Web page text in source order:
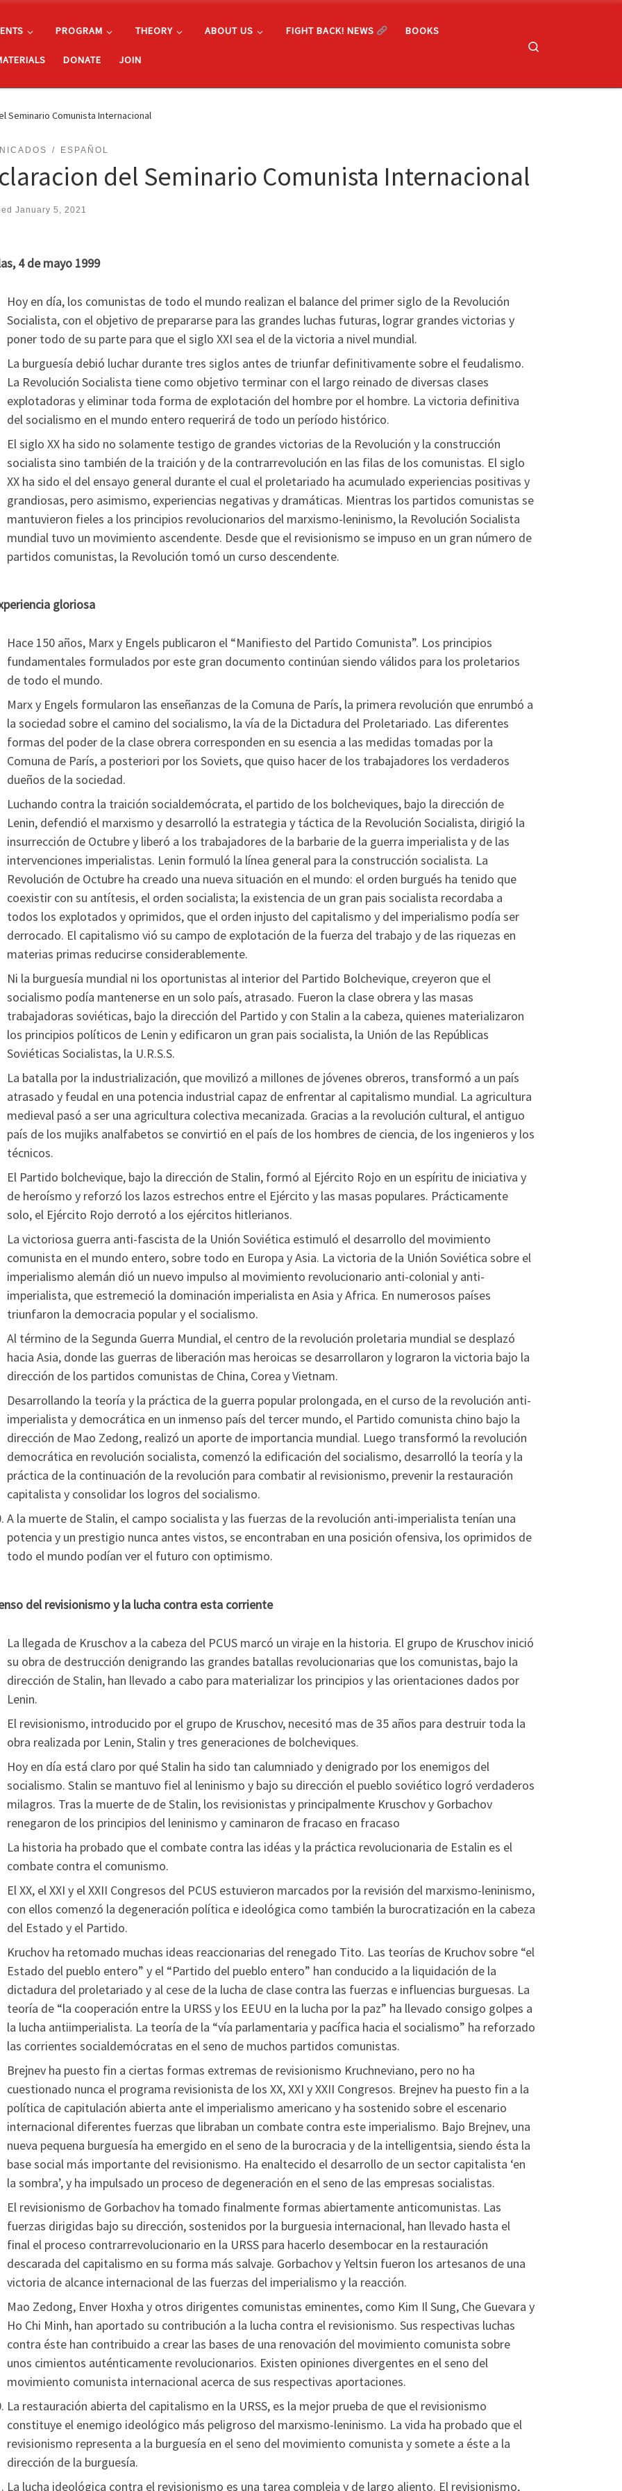
PROGRAM THEORY ABOUT US FIGHT BACK! NEWS BOOKS
DONATE JOIN
Seminario Comunista Internacional
ESPAÑOL
del Seminario Comunista Internacional
January 5, 2021
4 de mayo 1999
Hoy en día, los comunistas de todo el mundo realizan el balance del primer siglo de la Revolución
Socialista, con el objetivo de prepararse para las grandes luchas futuras, lograr grandes victorias y
poner todo de su parte para que el siglo XXI sea el de la victoria a nivel mundial.
La burguesía debió luchar durante tres siglos antes de triunfar definitivamente sobre el feudalismo.
La Revolución Socialista tiene como objetivo terminar con el largo reinado de diversas clases
explotadoras y eliminar toda forma de explotación del hombre por el hombre. La victoria definitiva
del socialismo en el mundo entero requerirá de todo un período histórico.
El siglo XX ha sido no solamente testigo de grandes victorias de la Revolución y la construcción
socialista sino también de la traición y de la contrarrevolución en las filas de los comunistas. El siglo
XX ha sido el del ensayo general durante el cual el proletariado ha acumulado experiencias positivas y
grandiosas, pero asimismo, experiencias negativas y dramáticas. Mientras los partidos comunistas se
mantuvieron fieles a los principios revolucionarios del marxismo-leninismo, la Revolución Socialista
mundial tuvo un movimiento ascendente. Desde que el revisionismo se impuso en un gran número de
partidos comunistas, la Revolución tomó un curso descendente.
gloriosa
Hace 150 años, Marx y Engels publicaron el “Manifiesto del Partido Comunista”. Los principios
fundamentales formulados por este gran documento continúan siendo válidos para los proletarios
de todo el mundo.
Marx y Engels formularon las enseñanzas de la Comuna de París, la primera revolución que enrumbó a
la sociedad sobre el camino del socialismo, la vía de la Dictadura del Proletariado. Las diferentes
formas del poder de la clase obrera corresponden en su esencia a las medidas tomadas por la
Comuna de París, a posteriori por los Soviets, que quiso hacer de los trabajadores los verdaderos
dueños de la sociedad.
Luchando contra la traición socialdemócrata, el partido de los bolcheviques, bajo la dirección de
Lenin, defendió el marxismo y desarrolló la estrategia y táctica de la Revolución Socialista, dirigió la
insurrección de Octubre y liberó a los trabajadores de la barbarie de la guerra imperialista y de las
intervenciones imperialistas. Lenin formuló la línea general para la construcción socialista. La
Revolución de Octubre ha creado una nueva situación en el mundo: el orden burgués ha tenido que
coexistir con su antítesis, el orden socialista; la existencia de un gran pais socialista recordaba a
todos los explotados y oprimidos, que el orden injusto del capitalismo y del imperialismo podía ser
derrocado. El capitalismo vió su campo de explotación de la fuerza del trabajo y de las riquezas en
materias primas reducirse considerablemente.
Ni la burguesía mundial ni los oportunistas al interior del Partido Bolchevique, creyeron que el
socialismo podía mantenerse en un solo país, atrasado. Fueron la clase obrera y las masas
trabajadoras soviéticas, bajo la dirección del Partido y con Stalin a la cabeza, quienes materializaron
los principios políticos de Lenin y edificaron un gran pais socialista, la Unión de las Repúblicas
Soviéticas Socialistas, la U.R.S.S.
La batalla por la industrialización, que movilizó a millones de jóvenes obreros, transformó a un país
atrasado y feudal en una potencia industrial capaz de enfrentar al capitalismo mundial. La agricultura
medieval pasó a ser una agricultura colectiva mecanizada. Gracias a la revolución cultural, el antiguo
país de los mujiks analfabetos se convirtió en el país de los hombres de ciencia, de los ingenieros y los
técnicos.
El Partido bolchevique, bajo la dirección de Stalin, formó al Ejército Rojo en un espíritu de iniciativa y
de heroísmo y reforzó los lazos estrechos entre el Ejército y las masas populares. Prácticamente
solo, el Ejército Rojo derrotó a los ejércitos hitlerianos.
La victoriosa guerra anti-fascista de la Unión Soviética estimuló el desarrollo del movimiento
comunista en el mundo entero, sobre todo en Europa y Asia. La victoria de la Unión Soviética sobre el
imperialismo alemán dió un nuevo impulso al movimiento revolucionario anti-colonial y anti-
imperialista, que estremeció la dominación imperialista en Asia y Africa. En numerosos países
triunfaron la democracia popular y el socialismo.
Al término de la Segunda Guerra Mundial, el centro de la revolución proletaria mundial se desplazó
hacia Asia, donde las guerras de liberación mas heroicas se desarrollaron y lograron la victoria bajo la
dirección de los partidos comunistas de China, Corea y Vietnam.
Desarrollando la teoría y la práctica de la guerra popular prolongada, en el curso de la revolución anti-
imperialista y democrática en un inmenso país del tercer mundo, el Partido comunista chino bajo la
dirección de Mao Zedong, realizó un aporte de importancia mundial. Luego transformó la revolución
democrática en revolución socialista, comenzó la edificación del socialismo, desarrolló la teoría y la
práctica de la continuación de la revolución para combatir al revisionismo, prevenir la restauración
capitalista y consolidar los logros del socialismo.
A la muerte de Stalin, el campo socialista y las fuerzas de la revolución anti-imperialista tenían una
potencia y un prestigio nunca antes vistos, se encontraban en una posición ofensiva, los oprimidos de
todo el mundo podían ver el futuro con optimismo.
del revisionismo y la lucha contra esta corriente
La llegada de Kruschov a la cabeza del PCUS marcó un viraje en la historia. El grupo de Kruschov inició
su obra de destrucción denigrando las grandes batallas revolucionarias que los comunistas, bajo la
dirección de Stalin, han llevado a cabo para materializar los principios y las orientaciones dados por
Lenin.
El revisionismo, introducido por el grupo de Kruschov, necesitó mas de 35 años para destruir toda la
obra realizada por Lenin, Stalin y tres generaciones de bolcheviques.
Hoy en día está claro por qué Stalin ha sido tan calumniado y denigrado por los enemigos del
socialismo. Stalin se mantuvo fiel al leninismo y bajo su dirección el pueblo soviético logró verdaderos
milagros. Tras la muerte de de Stalin, los revisionistas y principalmente Kruschov y Gorbachov
renegaron de los principios del leninismo y caminaron de fracaso en fracaso
La historia ha probado que el combate contra las idéas y la práctica revolucionaria de Estalin es el
combate contra el comunismo.
El XX, el XXI y el XXII Congresos del PCUS estuvieron marcados por la revisión del marxismo-leninismo,
con ellos comenzó la degeneración política e ideológica como también la burocratización en la cabeza
del Estado y el Partido.
Kruchov ha retomado muchas ideas reaccionarias del renegado Tito. Las teorías de Kruchov sobre “el
Estado del pueblo entero” y el “Partido del pueblo entero” han conducido a la liquidación de la
dictadura del proletariado y al cese de la lucha de clase contra las fuerzas e influencias burguesas. La
teoría de “la cooperación entre la URSS y los EEUU en la lucha por la paz” ha llevado consigo golpes a
la lucha antiimperialista. La teoría de la “vía parlamentaria y pacífica hacia el socialismo” ha reforzado
las corrientes socialdemócratas en el seno de muchos partidos comunistas.
Brejnev ha puesto fin a ciertas formas extremas de revisionismo Kruchneviano, pero no ha
cuestionado nunca el programa revisionista de los XX, XXI y XXII Congresos. Brejnev ha puesto fin a la
política de capitulación abierta ante el imperialismo americano y ha sostenido sobre el escenario
internacional diferentes fuerzas que libraban un combate contra este imperialismo. Bajo Brejnev, una
nueva pequena burguesía ha emergido en el seno de la burocracia y de la intelligentsia, siendo ésta la
base social más importante del revisionismo. Ha enaltecido el desarrollo de un sector capitalista ‘en
la sombra’, y ha impulsado un proceso de degeneración en el seno de las empresas socialistas.
El revisionismo de Gorbachov ha tomado finalmente formas abiertamente anticomunistas. Las
fuerzas dirigidas bajo su dirección, sostenidos por la burguesia internacional, han llevado hasta el
final el proceso contrarrevolucionario en la URSS para hacerlo desembocar en la restauración
descarada del capitalismo en su forma más salvaje. Gorbachov y Yeltsin fueron los artesanos de una
victoria de alcance internacional de las fuerzas del imperialismo y la reacción.
Mao Zedong, Enver Hoxha y otros dirigentes comunistas eminentes, como Kim Il Sung, Che Guevara y
Ho Chi Minh, han aportado su contribución a la lucha contra el revisionismo. Sus respectivas luchas
contra éste han contribuido a crear las bases de una renovación del movimiento comunista sobre
unos cimientos auténticamente revolucionarios. Existen opiniones divergentes en el seno del
movimiento comunista internacional acerca de sus respectivas aportaciones.
La restauración abierta del capitalismo en la URSS, es la mejor prueba de que el revisionismo
constituye el enemigo ideológico más peligroso del marxismo-leninismo. La vida ha probado que el
revisionismo representa a la burguesía en el seno del movimiento comunista y somete a éste a la
dirección de la burguesía.
La lucha ideológica contra el revisionismo es una tarea compleja y de largo aliento. El revisionismo,